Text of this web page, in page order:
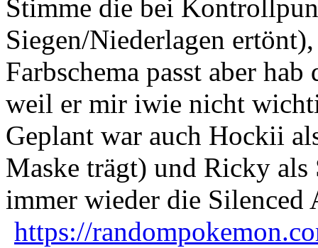
Stimme die bei
Siegen/Niederlagen
Farbschema passt aber
weil er mir iwie nicht
Geplant war auch Hockii
Maske trägt) und Ricky
immer wieder die Silenced
https://